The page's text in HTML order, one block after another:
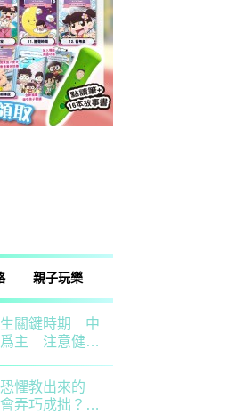
親子玩樂
生關鍵時期 中
爲主 注意健脾
懼教出來的
弄巧成拙？專